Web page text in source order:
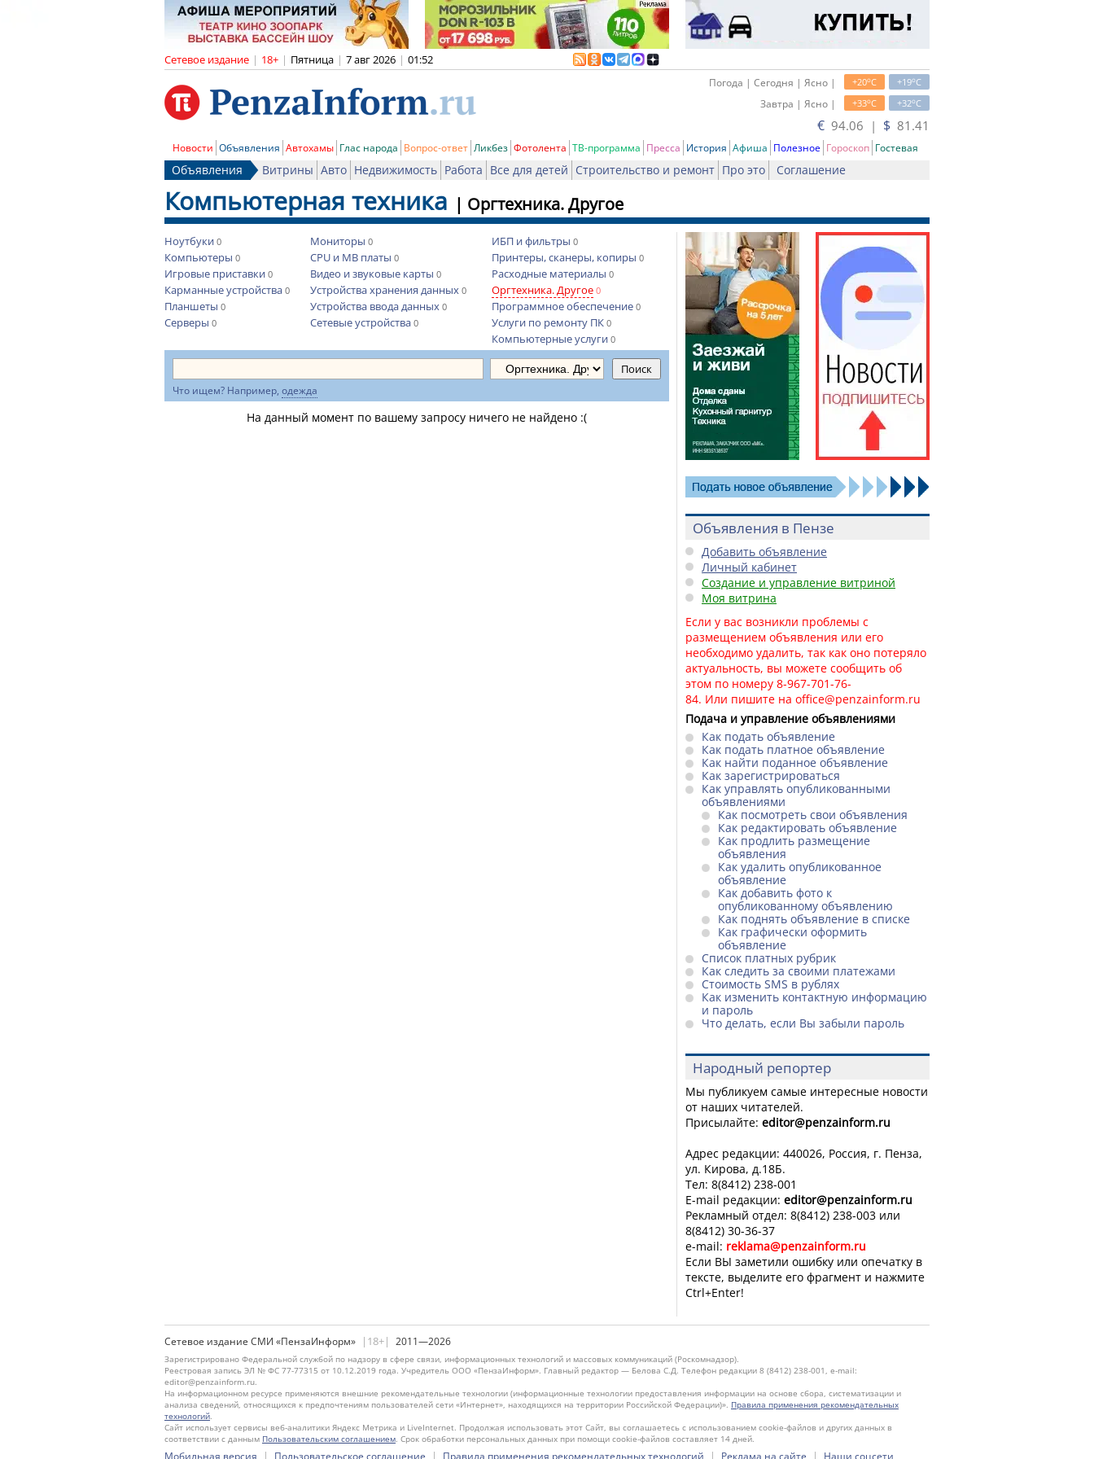
Сетевое издание | 18+ | Пятница | 7 авг 2026 | 01:52
+19oC
+20oC
Погода | Сегодня | Ясно |
+32oC
+33oC
Завтра | Ясно |
€ 94.06 | $ 81.41
Новости Объявления Автохамы Глас народа Вопрос-ответ Ликбез Фотолента ТВ-программа Пресса История Афиша Полезное Гороскоп Гостевая
Объявления Витрины Авто Недвижимость Работа Все для детей Строительство и ремонт Про это Соглашение
Компьютерная техника | Оргтехника. Другое
Ноутбуки 0
Компьютеры 0
Игровые приставки 0
Карманные устройства 0
Планшеты 0
Серверы 0
Мониторы 0
CPU и MB платы 0
Видео и звуковые карты 0
Устройства хранения данных 0
Устройства ввода данных 0
Сетевые устройства 0
ИБП и фильтры 0
Принтеры, сканеры, копиры 0
Расходные материалы 0
Оргтехника. Другое 0
Программное обеспечение 0
Услуги по ремонту ПК 0
Компьютерные услуги 0
Что ищем? Например, одежда
На данный момент по вашему запросу ничего не найдено :(
Объявления в Пензе
Добавить объявление
Личный кабинет
Создание и управление витриной
Моя витрина
Если у вас возникли проблемы с
размещением объявления или его
необходимо удалить, так как оно потеряло
актуальность, вы можете сообщить об
этом по номеру 8-967-701-76-
84. Или пишите на office@penzainform.ru
Подача и управление объявлениями
Как подать объявление
Как подать платное объявление
Как найти поданное объявление
Как зарегистрироваться
Как управлять опубликованными
объявлениями
Как посмотреть свои объявления
Как редактировать объявление
Как продлить размещение
объявления
Как удалить опубликованное
объявление
Как добавить фото к
опубликованному объявлению
Как поднять объявление в списке
Как графически оформить
объявление
Список платных рубрик
Как следить за своими платежами
Стоимость SMS в рублях
Как изменить контактную информацию
и пароль
Что делать, если Вы забыли пароль
Народный репортер
Мы публикуем самые интересные новости
от наших читателей.
Присылайте: editor@penzainform.ru
Адрес редакции: 440026, Россия, г. Пенза,
ул. Кирова, д.18Б.
Тел: 8(8412) 238-001
E-mail редакции: editor@penzainform.ru
Рекламный отдел: 8(8412) 238-003 или
8(8412) 30-36-37
e-mail: reklama@penzainform.ru
Если ВЫ заметили ошибку или опечатку в
тексте, выделите его фрагмент и нажмите
Ctrl+Enter!
Сетевое издание СМИ «ПензаИнформ» |18+| 2011—2026
Зарегистрировано Федеральной службой по надзору в сфере связи, информационных технологий и массовых коммуникаций (Роскомнадзор).
Реестровая запись ЭЛ № ФС 77-77315 от 10.12.2019 года. Учредитель ООО «ПензаИнформ». Главный редактор — Белова С.Д. Телефон редакции 8 (8412) 238-001, e-mail:
editor@penzainform.ru.
На информационном ресурсе применяются внешние рекомендательные технологии (информационные технологии предоставления информации на основе сбора, систематизации и
анализа сведений, относящихся к предпочтениям пользователей сети «Интернет», находящихся на территории Российской Федерации)». Правила применения рекомендательных
технологий.
Сайт использует сервисы веб-аналитики Яндекс Метрика и LiveInternet. Продолжая использовать этот Сайт, вы соглашаетесь с использованием cookie-файлов и других данных в
соответствии с данным Пользовательским соглашением. Срок обработки персональных данных при помощи cookie-файлов составляет 14 дней.
Мобильная версия | Пользовательское соглашение | Правила применения рекомендательных технологий | Реклама на сайте | Наши соцсети